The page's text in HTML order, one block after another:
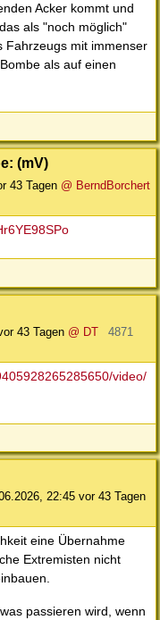
Acker kommt und
als "noch möglich"
Fahrzeugs mit immenser
als auf einen
(mV)
43 Tagen @ BerndBorchert
43 Tagen @ DT
4871
video/
22:45 vor 43 Tagen
eine Übernahme
Extremisten nicht
passieren wird, wenn